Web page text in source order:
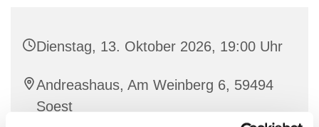
Dienstag, 13. Oktober 2026, 19:00 Uhr
Andreashaus, Am Weinberg 6, 59494
Soest